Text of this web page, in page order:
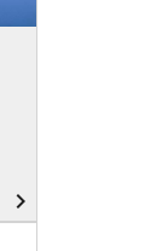
navigate_next